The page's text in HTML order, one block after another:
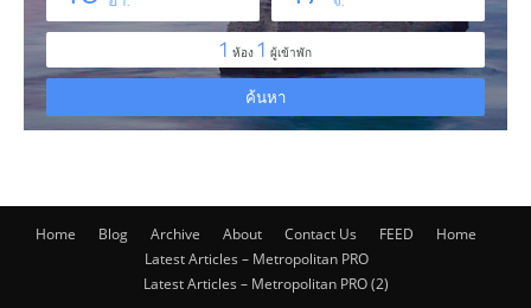
Home Blog Archive About Contact Us FEED
Home
Latest Articles – Metropolitan PRO
Latest Articles – Metropolitan PRO (2)